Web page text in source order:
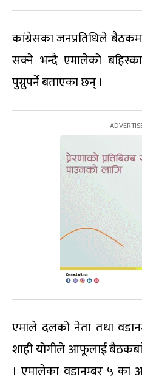
कांग्रेसका जनप्रतिधिले
सक्ने भन्दै एमालेको
पुग्नुपर्ने बताएका छन् ।
एमाले दलको नेता तथा
शाही योगीले आफूलाई
। एमालेका वडानम्बर ५ का